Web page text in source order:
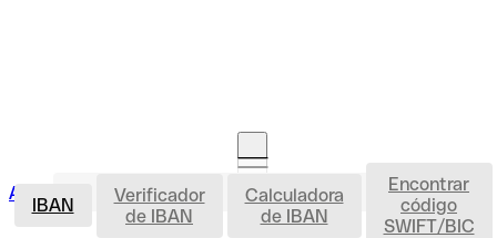
Acceso clientesAbrir cuenta IBAN
IBAN
Verificador
de IBAN
Calculadora
de IBAN
Encontrar
código
SWIFT/BIC